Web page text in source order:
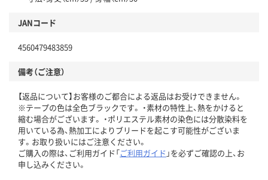
JANコード
4560479483859
備考（ご注意）
【返品について】お客様のご都合による返品はお受けできません。
※テープの色は全色ブラックです。 ・素材の特性上、熱をかけると
縮む場合がございます。 ・ポリエステル素材の染色には分散染料を
用いている為、熱加工によりブリードを起こす可能性がございま
す。お取り扱いにはご注意ください。
ご購入の際は、ご利用ガイド「ご利用ガイド 」を必ずご確認の上、お
申し込みください。